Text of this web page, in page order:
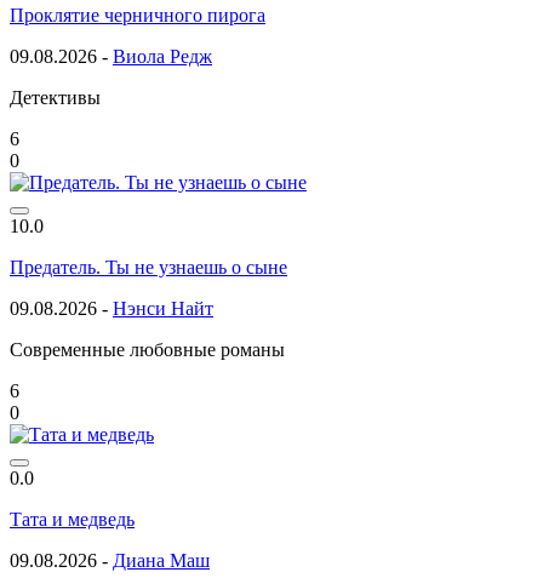
Проклятие черничного пирога
09.08.2026 - Виола Редж
Детективы
6
0
10.0
Предатель. Ты не узнаешь о сыне
09.08.2026 - Нэнси Найт
Современные любовные романы
6
0
0.0
Тата и медведь
09.08.2026 - Диана Маш